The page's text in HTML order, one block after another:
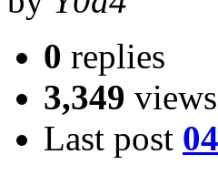
0 replies
3,349 views
Last post